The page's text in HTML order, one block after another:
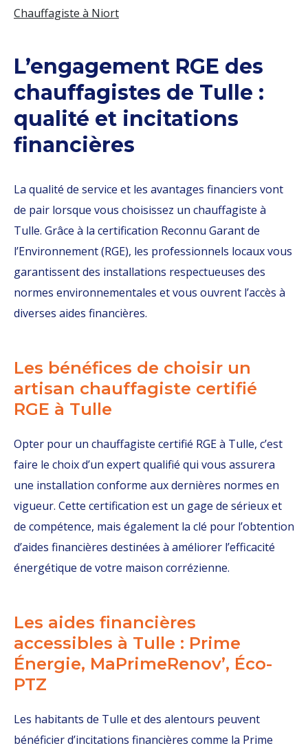
Chauffagiste à Niort
L’engagement RGE des
chauffagistes de Tulle :
qualité et incitations
financières
La qualité de service et les avantages financiers vont
de pair lorsque vous choisissez un chauffagiste à
Tulle. Grâce à la certification Reconnu Garant de
l’Environnement (RGE), les professionnels locaux vous
garantissent des installations respectueuses des
normes environnementales et vous ouvrent l’accès à
diverses aides financières.
Les bénéfices de choisir un
artisan chauffagiste certifié
RGE à Tulle
Opter pour un chauffagiste certifié RGE à Tulle, c’est
faire le choix d’un expert qualifié qui vous assurera
une installation conforme aux dernières normes en
vigueur. Cette certification est un gage de sérieux et
de compétence, mais également la clé pour l’obtention
d’aides financières destinées à améliorer l’efficacité
énergétique de votre maison corrézienne.
Les aides financières
accessibles à Tulle : Prime
Énergie, MaPrimeRenov’, Éco-
PTZ
Les habitants de Tulle et des alentours peuvent
bénéficier d’incitations financières comme la Prime